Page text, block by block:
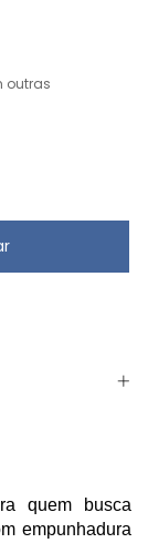
outras
quem busca
empunhadura